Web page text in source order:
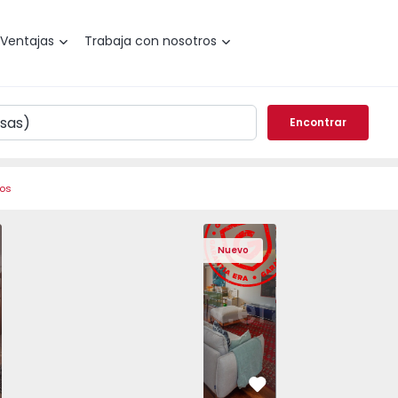
Ventajas Trabaja con nosotros
Encontrar
Santo António da Charneca - 1573477 - 11
T3 Barreiro, Santo António da Charneca - 1573477 - 6
Apartamento T3 Barreiro, Santo António da Charneca -
Apartamento T3 Barreiro, Santo António da
Apartamento T3 Barreiro, Santo
Nuevo
Apartamento T3 Póvoa de Varzim,
Apartamento T3 Póvoa de
Apartamento T3
Favorito